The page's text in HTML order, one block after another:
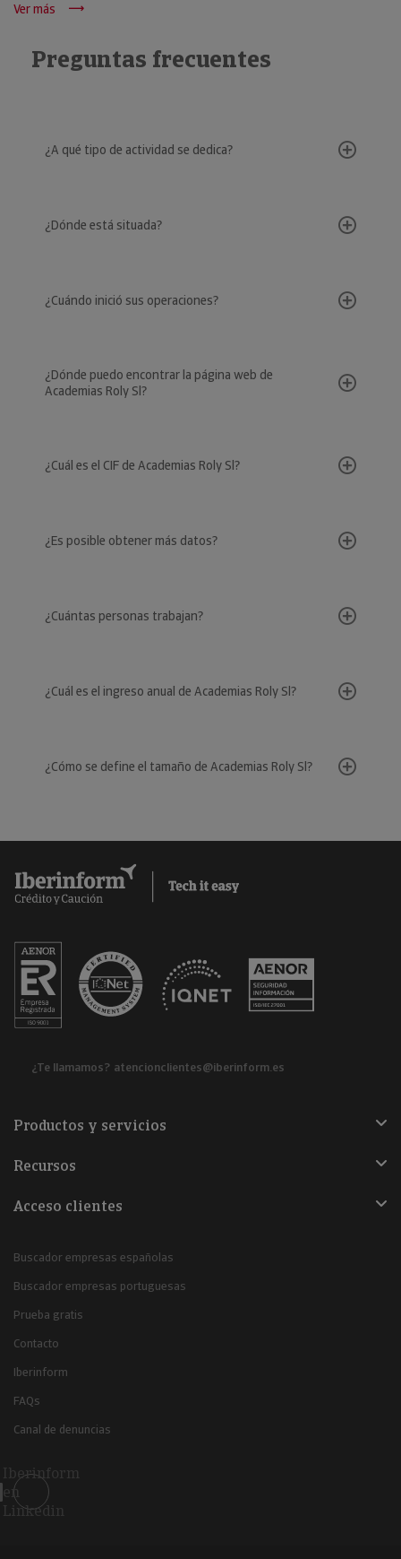
Ver más
Preguntas frecuentes
¿A qué tipo de actividad se dedica?
¿Dónde está situada?
¿Cuándo inició sus operaciones?
¿Dónde puedo encontrar la página web de
Academias Roly Sl?
¿Cuál es el CIF de Academias Roly Sl?
¿Es posible obtener más datos?
¿Cuántas personas trabajan?
¿Cuál es el ingreso anual de Academias Roly Sl?
¿Cómo se define el tamaño de Academias Roly Sl?
¿Te llamamos? atencionclientes@iberinform.es
Productos y servicios
Recursos
Acceso clientes
Buscador empresas españolas
Buscador empresas portuguesas
Prueba gratis
Contacto
Iberinform
FAQs
Canal de denuncias
Iberinform
en
Linkedin